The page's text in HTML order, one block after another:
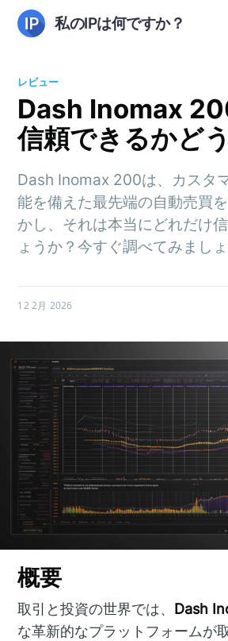
私のIPは何ですか？
レビュー
Dash Inomax
信頼できるかど
Dash Inomax 200は、カスタ
能を備えた最先端の自動売買
かし、それは本当にどれだけ
ょうか？今すぐ調べてみましょ
12 2月 2026
概要
取引と投資の世界では、 Dash
な革新的なプラットフォームが